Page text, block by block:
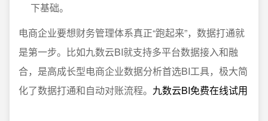
下基础。
电商企业要想财务管理体系真正“跑起来”，数据打通就
是第一步。比如九数云BI就支持多平台数据接入和融
合，是高成长型电商企业数据分析首选BI工具，极大简
化了数据打通和自动对账流程。 九数云BI免费在线试用